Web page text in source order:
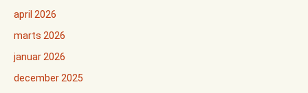
april 2026
marts 2026
januar 2026
december 2025